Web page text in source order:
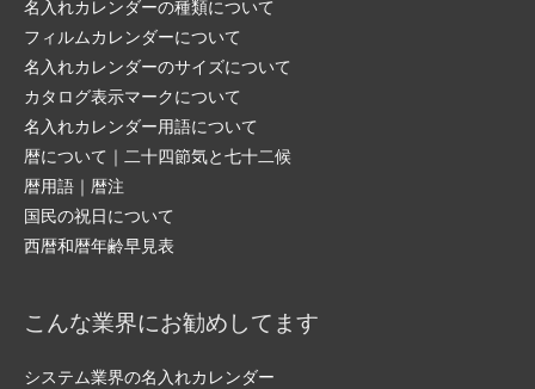
名入れカレンダーの種類について
フィルムカレンダーについて
名入れカレンダーのサイズについて
カタログ表示マークについて
名入れカレンダー用語について
暦について｜二十四節気と七十二候
暦用語｜暦注
国民の祝日について
西暦和暦年齢早見表
こんな業界にお勧めしてます
システム業界の名入れカレンダー